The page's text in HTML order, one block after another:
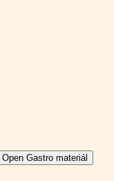
Open Gastro materiál